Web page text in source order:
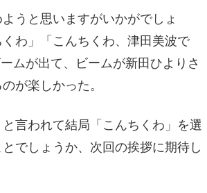
うと思いますがいかがでしょ
わ」「こんちくわ、津田美波で
ムが出て、ビームが新田ひよりさ
が楽しかった。
言われて結局「こんちくわ」を選
でしょうか、次回の挨拶に期待し